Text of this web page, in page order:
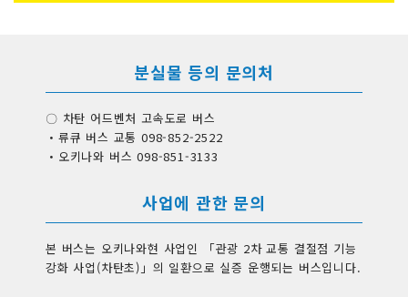
분실물 등의 문의처
〇 차탄 어드벤처 고속도로 버스
・류큐 버스 교통 098-852-2522
・오키나와 버스 098-851-3133
사업에 관한 문의
본 버스는 오키나와현 사업인 「관광 2차 교통 결절점 기능
강화 사업(차탄초)」의 일환으로 실증 운행되는 버스입니다.